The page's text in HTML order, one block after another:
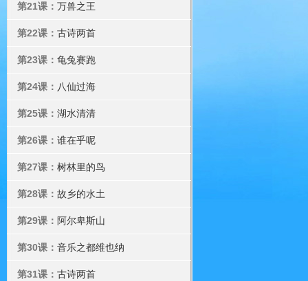
第21课： 万兽之王
第22课： 古诗两首
第23课： 龟兔赛跑
第24课： 八仙过海
第25课： 湖水清清
第26课： 谁在乎呢
第27课： 树林里的鸟
第28课： 故乡的水土
第29课： 阿尔卑斯山
第30课： 音乐之都维也纳
第31课： 古诗两首